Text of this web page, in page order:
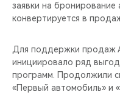
CHERY И СПОРТ
ВИДЕООБЗОРЫ
заявки на
конвертируется в
Для поддержки
инициировало ряд
программ. Продолжили
«Первый автомобиль» и